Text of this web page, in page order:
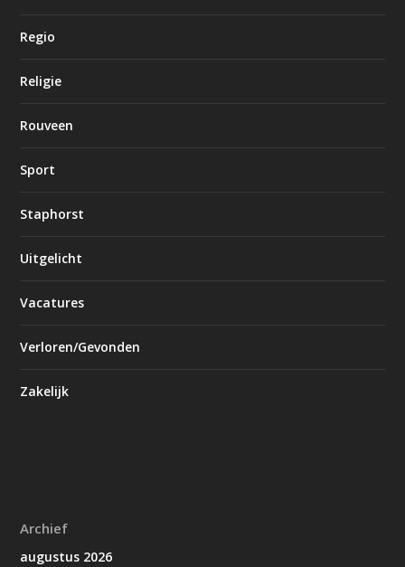
Regio
Religie
Rouveen
Sport
Staphorst
Uitgelicht
Vacatures
Verloren/Gevonden
Zakelijk
Archief
augustus 2026